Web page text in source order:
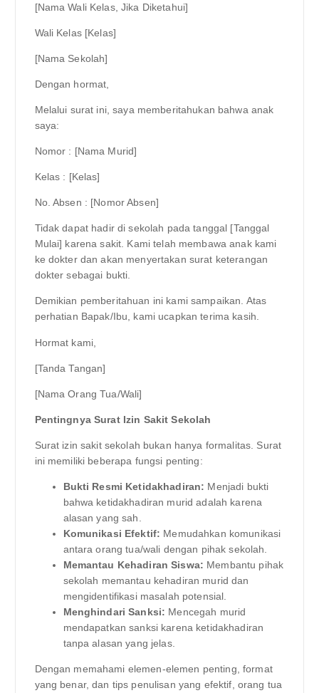
[Nama Wali Kelas, Jika Diketahui]
Wali Kelas [Kelas]
[Nama Sekolah]
Dengan hormat,
Melalui surat ini, saya memberitahukan bahwa anak
saya:
Nomor : [Nama Murid]
Kelas : [Kelas]
No. Absen : [Nomor Absen]
Tidak dapat hadir di sekolah pada tanggal [Tanggal
Mulai] karena sakit. Kami telah membawa anak kami
ke dokter dan akan menyertakan surat keterangan
dokter sebagai bukti.
Demikian pemberitahuan ini kami sampaikan. Atas
perhatian Bapak/Ibu, kami ucapkan terima kasih.
Hormat kami,
[Tanda Tangan]
[Nama Orang Tua/Wali]
Pentingnya Surat Izin Sakit Sekolah
Surat izin sakit sekolah bukan hanya formalitas. Surat
ini memiliki beberapa fungsi penting:
Bukti Resmi Ketidakhadiran: Menjadi bukti
bahwa ketidakhadiran murid adalah karena
alasan yang sah.
Komunikasi Efektif: Memudahkan komunikasi
antara orang tua/wali dengan pihak sekolah.
Memantau Kehadiran Siswa: Membantu pihak
sekolah memantau kehadiran murid dan
mengidentifikasi masalah potensial.
Menghindari Sanksi: Mencegah murid
mendapatkan sanksi karena ketidakhadiran
tanpa alasan yang jelas.
Dengan memahami elemen-elemen penting, format
yang benar, dan tips penulisan yang efektif, orang tua